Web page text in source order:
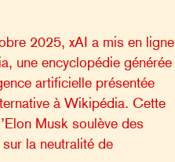
2025, xAI a mis en ligne
une encyclopédie générée
artificielle présentée
à Wikipédia. Cette
Musk soulève des
la neutralité de